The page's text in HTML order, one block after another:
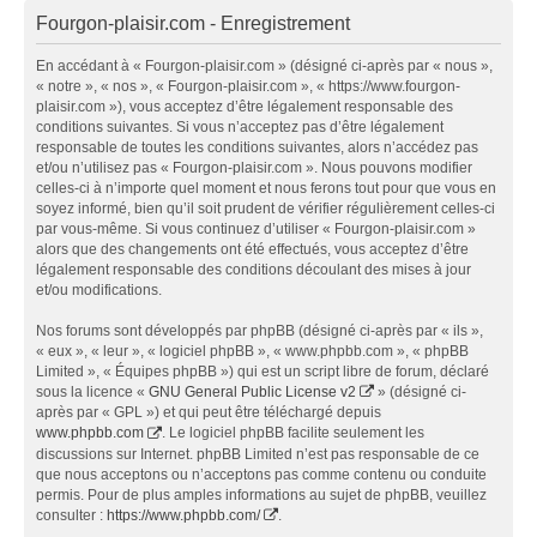
Fourgon-plaisir.com - Enregistrement
En accédant à « Fourgon-plaisir.com » (désigné ci-après par « nous »,
« notre », « nos », « Fourgon-plaisir.com », « https://www.fourgon-
plaisir.com »), vous acceptez d’être légalement responsable des
conditions suivantes. Si vous n’acceptez pas d’être légalement
responsable de toutes les conditions suivantes, alors n’accédez pas
et/ou n’utilisez pas « Fourgon-plaisir.com ». Nous pouvons modifier
celles-ci à n’importe quel moment et nous ferons tout pour que vous en
soyez informé, bien qu’il soit prudent de vérifier régulièrement celles-ci
par vous-même. Si vous continuez d’utiliser « Fourgon-plaisir.com »
alors que des changements ont été effectués, vous acceptez d’être
légalement responsable des conditions découlant des mises à jour
et/ou modifications.
Nos forums sont développés par phpBB (désigné ci-après par « ils »,
« eux », « leur », « logiciel phpBB », « www.phpbb.com », « phpBB
Limited », « Équipes phpBB ») qui est un script libre de forum, déclaré
sous la licence « GNU General Public License v2
» (désigné ci-
après par « GPL ») et qui peut être téléchargé depuis
www.phpbb.com
. Le logiciel phpBB facilite seulement les
discussions sur Internet. phpBB Limited n’est pas responsable de ce
que nous acceptons ou n’acceptons pas comme contenu ou conduite
permis. Pour de plus amples informations au sujet de phpBB, veuillez
consulter : https://www.phpbb.com/